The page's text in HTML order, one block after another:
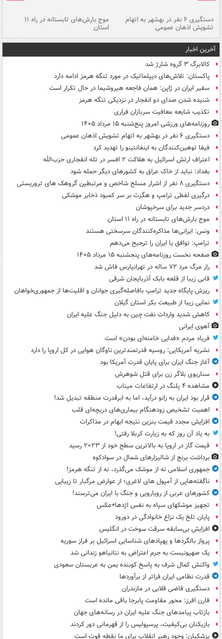
دستگیری ۶ نفر در بهشهر به اتهام
تشویش اذهان عمومی
موج بارش‌های تابستانه در راه ۱۱
استان
آخرین اخبار
کالابرگ ۳ گروه شارژ شد
پاکستان: تلاش‌های دیپلماتیک در مورد تنگه هرمز ادامه دارد
سفیر ایران در ژاپن: همان فاجعه هیروشیما در حال تکرار است
شنیده شدن صدای دو انفجار در نزدیکی تنگه هرمز
تکذیب شایعه معافیت سربازان فراری
روزنامه‌های ورزشی امروز پنج‌شنبه ۱۵ مرداد ۱۴۰۵
دستگیری ۶ نفر در بهشهر به اتهام تشویش اذهان عمومی
فیفا توهین‌کنندگان به اینفانتینو را تهدید کرد
اعتراف ارتش اسرائیل به هلاکت ۲ افسر در تله انفجاری حزب‌الله
بغداد: نباید از خاک عراق به کشورهای دیگر حمله شود
دستگیری ۸ نفر از اشرار مسلح شاخص و مرتبطین گروهک های تروریستی
درگیری لفظی ترامپ و هگزث بر سر کمبود ذخایر موشکی
دردسر جدید برای سرخپوشان
موج بارش‌های تابستانه در راه ۱۱ استان
ونس: ایرانی‌ها مذاکره‌کنندگان سرسختی هستند
ترامپ: توافق با ایران را ترجیح می‌دهم
صفحه نخست روزنامه‌های پنجشنبه ۱۵ مرداد ۱۴۰۵
راز مرگ مرد ۷۲ ساله در تهرانپارس فاش شد
قابی زیبا از قلعه بابک آذربایجان شرقی
ریزش پایگاه جدید ترامپ بافاصله‌گیری جوانان و اقلیت‌ها از جمهوری‌خواهان
نمایی زیبا از طبیعت بکر استان گیلان
کاهش شدید واردات نفت چین به دلیل جنگ علیه ایران
آهوی ایرانی
فریاد مردم «فدایی خامنه‌ای بودن» است
نشریه آمریکایی: روسیه قدرتمندترین ناوگان هوایی در کل اروپا را دارد
آغاز جنگ ایران برای پایان قدرت آمریکا بود
سناریوی بلاگر زن برای قتل شوهرش
مشاهده ۴ پلنگ در ارتفاعات میناب
قرار بود ایران به زانو درآید، اما به ابرقدرت منطقه تبدیل شد!
اهمیت تشخیص زودهنگام بیماری‌های دریچه‌ای قلب
افزایش مجدد قیمت بنزین نتیجه ابهام در مذاکرات
به یاد آن روز که به زیارت کربلا رفتی!
قیمت گاز در اروپا به بالاترین سطح خود از ۲۰۲۳ رسید
برداشت برنج از شالیزارهای شمال در سوادکوه
جمهوری اسلامی نه از موشک می‌گذرد، نه از تنگه هرمز!
ناگفته‌هایی از آمپول های لاغری؛ از عوارض مرگبار تا زیبایی
کشورهای عربی از رویارویی و جنگ با ایران می‌ترسند!
تجهیز موشکهای سپاه به نفس اژدها+عکس
پایان تلخ یک نزاع خانوادگی در دورود
افزایش بی‌سابقه سرقت سوخت در انگلیس
پرواز بالگردها و پهپادهای شناسایی اسرائیل بر فراز سوریه
یک صهیونیست به جرم اعتراض به نتانیاهو زندانی شد
واکنش کمال شرف به پاسخ کوبنده یمن به عربستان سعودی
قدرت نظامی ایران فراتر از برآوردها
دستگیری قاضی قلابی در مازندران
فارن افرز: محور مقاومت پابرجا باقی مانده است
بازتاب پیامدهای جنگ علیه ایران در رسانه‌های جهان
بازیکنان بی‌کیفیت، پرسپولیس را از قهرمانی دور کردند
پزشکیان: وجود رهبر انقلاب برای ما نقطه قوت است